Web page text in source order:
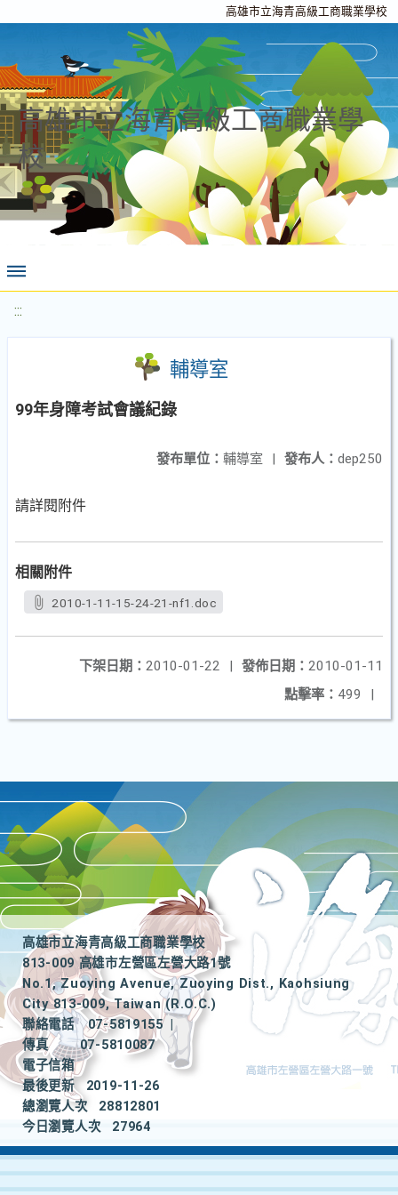
高雄市立海青高級工商職業學校
高雄市立海青高級工商職業學
校
:::
輔導室
99年身障考試會議紀錄
發布人： dep250
發布單位： 輔導室 |
請詳閱附件
相關附件
2010-1-11-15-24-21-nf1.doc
發佈日期： 2010-01-11
下架日期： 2010-01-22
|
點擊率： 499 |
高雄市立海青高級工商職業學校
813-009 高雄市左營區左營大路1號
No.1, Zuoying Avenue, Zuoying Dist., Kaohsiung
City 813-009, Taiwan (R.O.C.)
聯絡電話
07-5819155
|
傳真
07-5810087
電子信箱
最後更新
2019-11-26
總瀏覽人次
28812801
今日瀏覽人次
27964